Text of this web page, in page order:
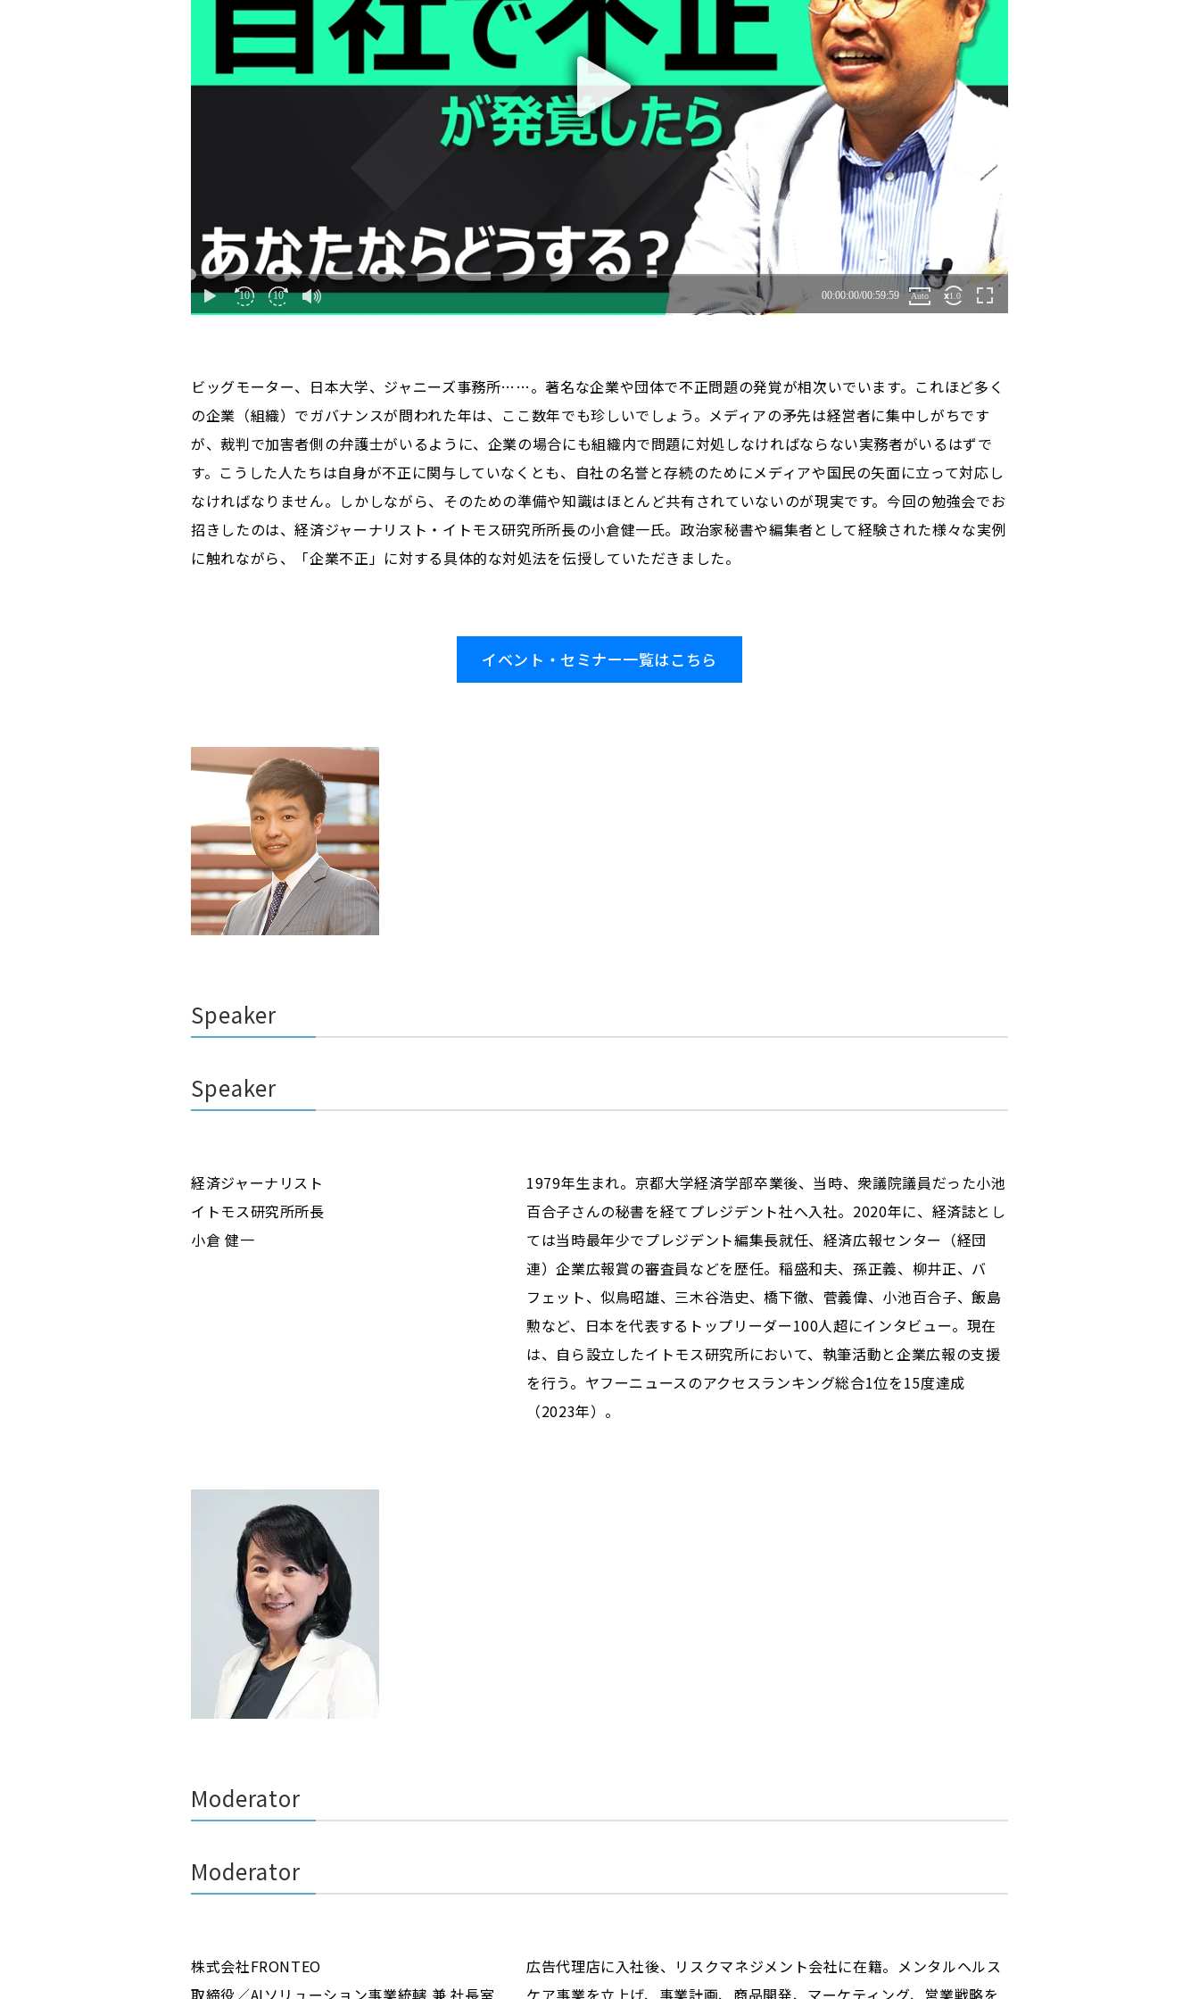
ビッグモーター、日本大学、ジャニーズ事務所……。著名な企業や団体で不正問題の発覚が相次いでいます。これほど多く
の企業（組織）でガバナンスが問われた年は、ここ数年でも珍しいでしょう。メディアの矛先は経営者に集中しがちです
が、裁判で加害者側の弁護士がいるように、企業の場合にも組織内で問題に対処しなければならない実務者がいるはずで
す。こうした人たちは自身が不正に関与していなくとも、自社の名誉と存続のためにメディアや国民の矢面に立って対応し
なければなりません。しかしながら、そのための準備や知識はほとんど共有されていないのが現実です。今回の勉強会でお
招きしたのは、経済ジャーナリスト・イトモス研究所所長の小倉健一氏。政治家秘書や編集者として経験された様々な実例
に触れながら、「企業不正」に対する具体的な対処法を伝授していただきました。
イベント・セミナー一覧はこちら
Speaker
Speaker
経済ジャーナリスト
イトモス研究所所長
小倉 健一
1979年生まれ。京都大学経済学部卒業後、当時、衆議院議員だった小池
百合子さんの秘書を経てプレジデント社へ入社。2020年に、経済誌とし
ては当時最年少でプレジデント編集長就任、経済広報センター（経団
連）企業広報賞の審査員などを歴任。稲盛和夫、孫正義、柳井正、バ
フェット、似鳥昭雄、三木谷浩史、橋下徹、菅義偉、小池百合子、飯島
勲など、日本を代表するトップリーダー100人超にインタビュー。現在
は、自ら設立したイトモス研究所において、執筆活動と企業広報の支援
を行う。ヤフーニュースのアクセスランキング総合1位を15度達成
（2023年）。
Moderator
Moderator
株式会社FRONTEO
取締役／AIソリューション事業統轄 兼 社長室
広告代理店に入社後、リスクマネジメント会社に在籍。メンタルヘルス
ケア事業を立上げ、事業計画、商品開発、マーケティング、営業戦略を